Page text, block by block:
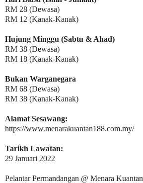
RM 28 (Dewasa)
RM 12 (Kanak-Kanak)
Hujung Minggu (Sabtu & Ahad)
RM 38 (Dewasa)
RM 18 (Kanak-Kanak)
Bukan Warganegara
RM 68 (Dewasa)
RM 38 (Kanak-Kanak)
Alamat Sesawang:
https://www.menarakuantan188.com.my/
Tarikh Lawatan:
29 Januari 2022
Pelantar Permandangan @ Menara